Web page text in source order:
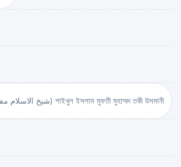
(شيخ الاسلام مفتي محمد تقي عثماني) শাইখুল ইসলাম মুফতী মুহাম্মদ তকী উসমানী